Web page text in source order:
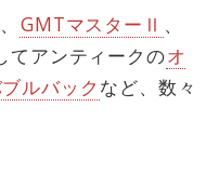
GMTマスターⅡ 、
てアンティークのオ
ルバック など、数々